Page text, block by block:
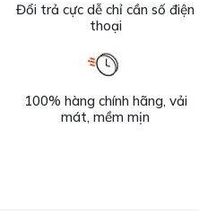
Đổi trả cực dễ chỉ cần số điện
thoại
100% hàng chính hãng, vải
mát, mềm mịn